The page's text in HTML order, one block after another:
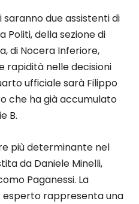
due assistenti di
Politi, della sezione di
di Nocera Inferiore,
rapidità nelle decisioni
ufficiale sarà Filippo
che ha già accumulato
B.
più determinante nel
da Daniele Minelli,
Paganessi. La
esperto rappresenta una